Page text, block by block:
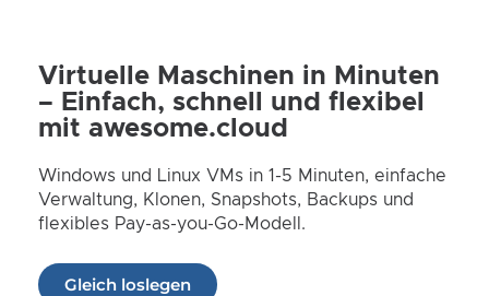
Virtuelle Maschinen in Minuten
– Einfach, schnell und flexibel
mit awesome.cloud
Windows und Linux VMs in 1-5 Minuten, einfache
Verwaltung, Klonen, Snapshots, Backups und
flexibles Pay-as-you-Go-Modell.
Gleich loslegen